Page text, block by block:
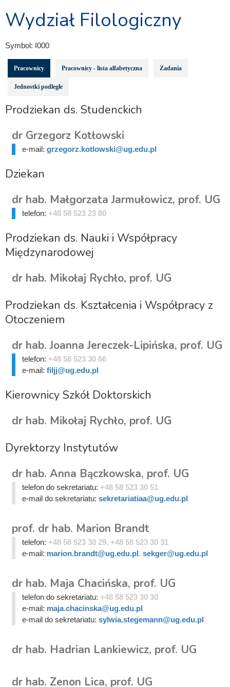
Wydział Filologiczny
Symbol: I000
Pracownicy Pracownicy - lista alfabetyczna Zadania
Jednostki podległe
Prodziekan ds. Studenckich
dr Grzegorz Kotłowski
e-mail: grzegorz.kotlowski@ug.edu.pl
Dziekan
dr hab. Małgorzata Jarmułowicz, prof. UG
telefon: +48 58 523 23 80
Prodziekan ds. Nauki i Współpracy
Międzynarodowej
dr hab. Mikołaj Rychło, prof. UG
Prodziekan ds. Kształcenia i Współpracy z
Otoczeniem
dr hab. Joanna Jereczek-Lipińska, prof. UG
telefon: +48 58 523 30 66
e-mail: filjj@ug.edu.pl
Kierownicy Szkół Doktorskich
dr hab. Mikołaj Rychło, prof. UG
Dyrektorzy Instytutów
dr hab. Anna Bączkowska, prof. UG
telefon do sekretariatu: +48 58 523 30 51
e-mail do sekretariatu: sekretariatiaa@ug.edu.pl
prof. dr hab. Marion Brandt
telefon: +48 58 523 30 29, +48 58 523 30 31
e-mail: marion.brandt@ug.edu.pl, sekger@ug.edu.pl
dr hab. Maja Chacińska, prof. UG
telefon do sekretariatu: +48 58 523 30 30
e-mail: maja.chacinska@ug.edu.pl
e-mail do sekretariatu: sylwia.stegemann@ug.edu.pl
dr hab. Hadrian Lankiewicz, prof. UG
dr hab. Zenon Lica, prof. UG